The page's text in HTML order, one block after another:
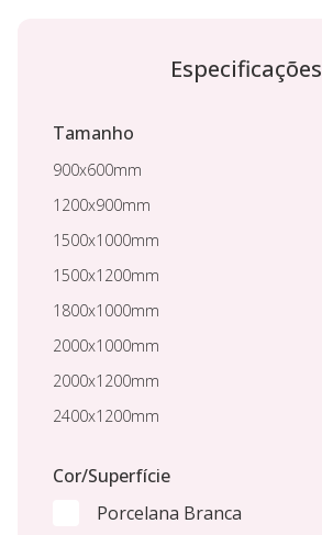
Especificações
Tamanho
900x600mm
1200x900mm
1500x1000mm
1500x1200mm
1800x1000mm
2000x1000mm
2000x1200mm
2400x1200mm
Cor/Superfície
Porcelana Branca